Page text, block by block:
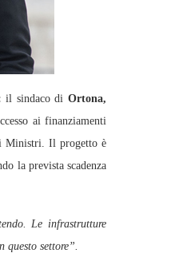
il sindaco di Ortona,
ai finanziamenti
Ministri. Il progetto è
la prevista scadenza
Le infrastrutture
settore”.